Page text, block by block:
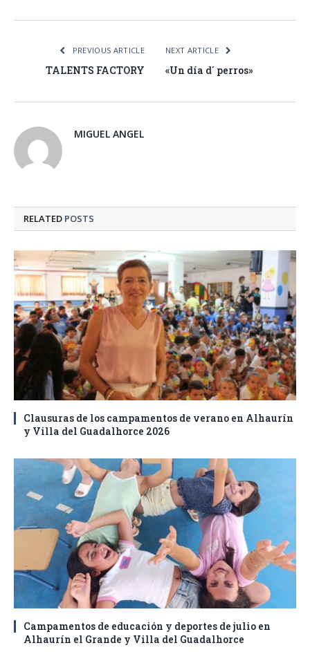
PREVIOUS ARTICLE
TALENTS FACTORY
NEXT ARTICLE
«Un día d´ perros»
MIGUEL ANGEL
RELATED POSTS
Clausuras de los campamentos de verano en Alhaurín
y Villa del Guadalhorce 2026
Campamentos de educación y deportes de julio en
Alhaurín el Grande y Villa del Guadalhorce